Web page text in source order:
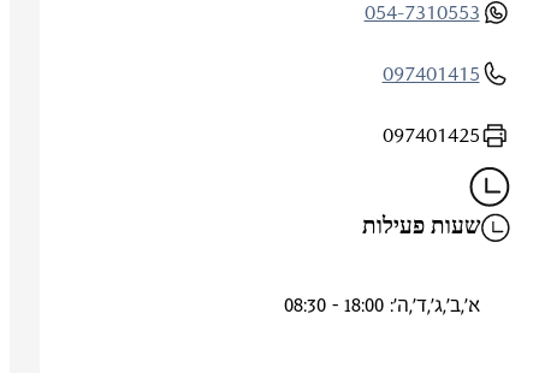
054-7310553
097401415
097401425
שעות פעילות
א',ב',ג',ד',ה': 18:00 - 08:30